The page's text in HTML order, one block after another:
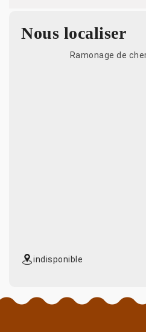
Nous localiser
Ramonage de
indisponible